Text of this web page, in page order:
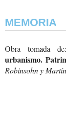
MEMORIA
Obra tomada
urbanismo.
Robinsohn y